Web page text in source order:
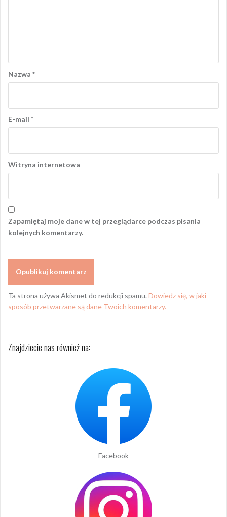
Nazwa *
E-mail *
Witryna internetowa
Zapamiętaj moje dane w tej przeglądarce podczas pisania
kolejnych komentarzy.
Ta strona używa Akismet do redukcji spamu. Dowiedz się, w jaki
sposób przetwarzane są dane Twoich komentarzy.
Znajdziecie nas również na:
Facebook